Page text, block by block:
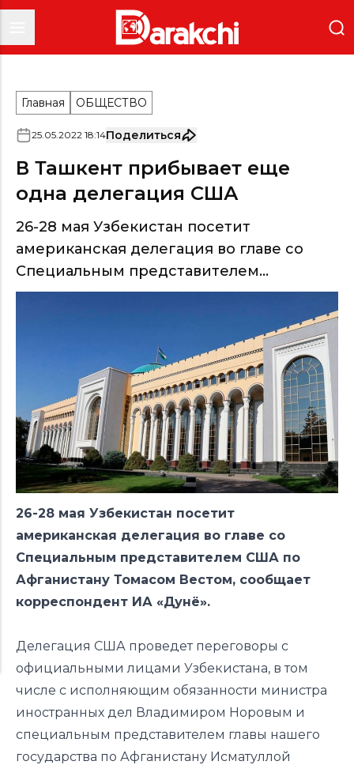
Главная ОБЩЕСТВО
25.05.2022 18:14Поделиться
В Ташкент прибывает еще
одна делегация США
26-28 мая Узбекистан посетит
американская делегация во главе со
Специальным представителем...
26-28 мая Узбекистан посетит
американская делегация во главе со
Специальным представителем США по
Афганистану Томасом Вестом, сообщает
корреспондент ИА «Дунё».
Делегация США проведет переговоры с
официальными лицами Узбекистана, в том
числе с исполняющим обязанности министра
иностранных дел Владимиром Норовым и
специальным представителем главы нашего
государства по Афганистану Исматуллой